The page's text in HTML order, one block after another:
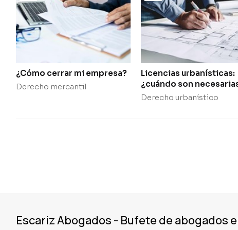
¿Cómo cerrar mi empresa?
Derecho mercantil
Licencias urbanísticas:
¿cuándo son
cómo se solicitan?
Derecho urbanístico
Escariz Abogados - Bufete de abogados